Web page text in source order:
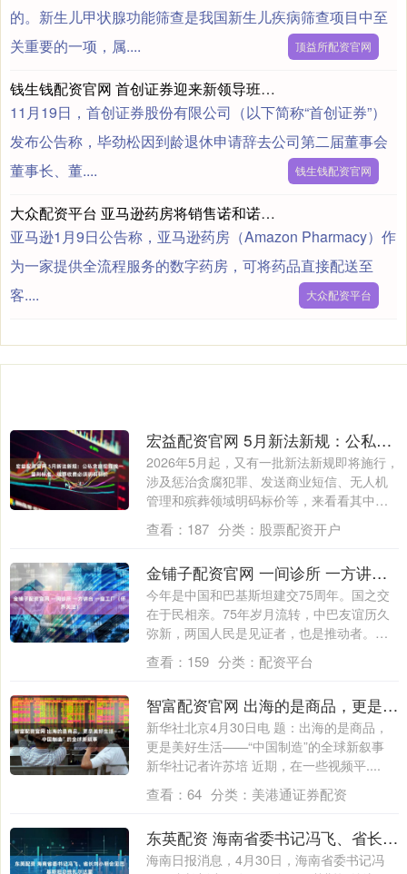
的。新生儿甲状腺功能筛查是我国新生儿疾病筛查项目中至
关重要的一项，属....
顶益所配资官网
钱生钱配资官网 首创证券迎来新领导班子：张涛当选董事长 蒋青峰出任总经理
11月19日，首创证券股份有限公司（以下简称“首创证券”）
发布公告称，毕劲松因到龄退休申请辞去公司第二届董事会
董事长、董....
钱生钱配资官网
大众配资平台 亚马逊药房将销售诺和诺德口服减重药
亚马逊1月9日公告称，亚马逊药房（Amazon Pharmacy）作
为一家提供全流程服务的数字药房，可将药品直接配送至
客....
大众配资平台
宏益配资官网 5月新法新规：公私贪腐犯罪统一量刑标准，殡葬收费必须明码标价
2026年5月起，又有一批新法新规即将施行，
涉及惩治贪腐犯罪、发送商业短信、无人机
管理和殡葬领域明码标价等，来看看其中
哪....
查看： 187 分类： 股票配资开户
金铺子配资官网 一间诊所 一方讲台 一座工厂（侨界关注）
今年是中国和巴基斯坦建交75周年。国之交
在于民相亲。75年岁月流转，中巴友谊历久
弥新，两国人民是见证者，也是推动者。
在....
查看： 159 分类： 配资平台
智富配资官网 出海的是商品，更是美好生活——“中国制造”的全球新叙事
新华社北京4月30日电 题：出海的是商品，
更是美好生活——“中国制造”的全球新叙事
新华社记者许苏培 近期，在一些视频平....
查看： 64 分类： 美港通证券配资
东英配资 海南省委书记冯飞、省长刘小明会见巴基斯坦总统扎尔达里
海南日报消息，4月30日，海南省委书记冯